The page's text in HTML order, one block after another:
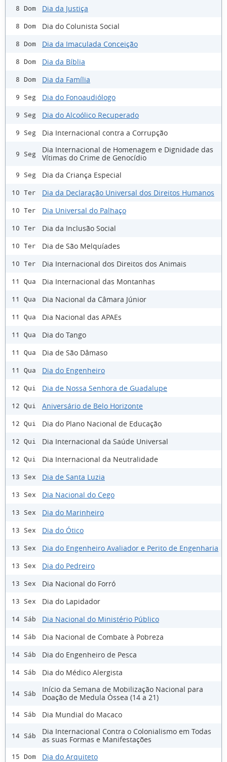
8 Dom Dia da Justiça
8 Dom Dia do Colunista Social
8 Dom Dia da Imaculada Conceição
8 Dom Dia da Bíblia
8 Dom Dia da Família
9 Seg Dia do Fonoaudiólogo
9 Seg Dia do Alcoólico Recuperado
9 Seg Dia Internacional contra a Corrupção
9 Seg
Dia Internacional de Homenagem e Dignidade das
Vítimas do Crime de Genocídio
9 Seg Dia da Criança Especial
10 Ter Dia da Declaração Universal dos Direitos Humanos
10 Ter Dia Universal do Palhaço
10 Ter Dia da Inclusão Social
10 Ter Dia de São Melquíades
10 Ter Dia Internacional dos Direitos dos Animais
11 Qua Dia Internacional das Montanhas
11 Qua Dia Nacional da Câmara Júnior
11 Qua Dia Nacional das APAEs
11 Qua Dia do Tango
11 Qua Dia de São Dâmaso
11 Qua Dia do Engenheiro
12 Qui Dia de Nossa Senhora de Guadalupe
12 Qui Aniversário de Belo Horizonte
12 Qui Dia do Plano Nacional de Educação
12 Qui Dia Internacional da Saúde Universal
12 Qui Dia Internacional da Neutralidade
13 Sex Dia de Santa Luzia
13 Sex Dia Nacional do Cego
13 Sex Dia do Marinheiro
13 Sex Dia do Ótico
13 Sex Dia do Engenheiro Avaliador e Perito de Engenharia
13 Sex Dia do Pedreiro
13 Sex Dia Nacional do Forró
13 Sex Dia do Lapidador
14 Sáb Dia Nacional do Ministério Público
14 Sáb Dia Nacional de Combate à Pobreza
14 Sáb Dia do Engenheiro de Pesca
14 Sáb Dia do Médico Alergista
14 Sáb
Início da Semana de Mobilização Nacional para
Doação de Medula Óssea (14 a 21)
14 Sáb Dia Mundial do Macaco
14 Sáb
Dia Internacional Contra o Colonialismo em Todas
as suas Formas e Manifestações
15 Dom Dia do Arquiteto